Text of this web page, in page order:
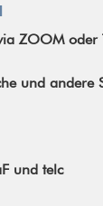
ZOOM oder
und andere
und telc